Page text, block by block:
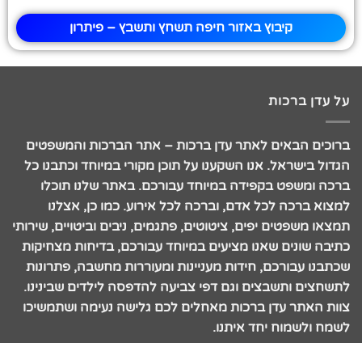
קיבוץ באזור חיפה תשחץ ותשבץ – פיתרון
על עדן ברכות
ברוכים הבאים לאתר עדן ברכות – אתר הברכות והמשפטים
הגדול בישראל. אנו השקענו על תוכן מקורי במיוחד וכתבנו כל
ברכה ומשפט בקפידה במיוחד עבורכם. באתר שלנו תוכלו
למצוא ברכה לכל אדם, וברכה לכל אירוע. כמו כן, אצלנו
תמצאו משפטים יפים, ציטוטים, פתגמים, ניבים וביטויים, שירותי
כתיבה שונים שאנו מציעים במיוחד עבורכם, בדיחות מצחיקות
שכתבנו עבורכם, חידות מעניינות ומעוררות מחשבה, פתרונות
לתשחצים ותשבצים וגם דפי צביעה להדפסה לילדים שבינינו.
צוות האתר עדן ברכות מאחלים לכם גלישה נעימה ושתמשיכו
לשמח ולשמוח יחד איתנו.